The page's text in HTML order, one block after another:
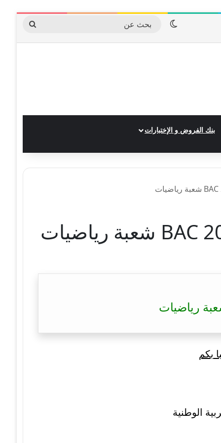
الوضع المظلم
بحث
عن
بنك الفروض و الإختبارات
بكم
الوطنية